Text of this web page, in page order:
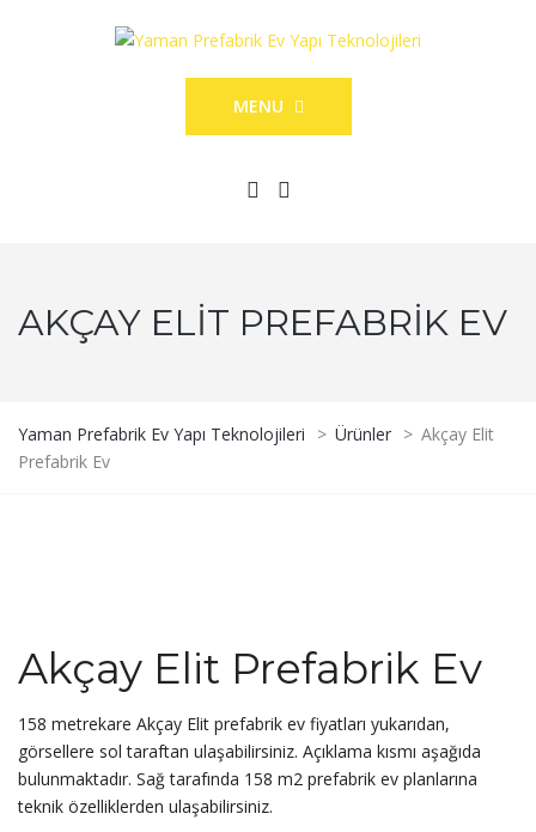
MENU
AKÇAY ELIT PREFABRIK EV
Yaman Prefabrik Ev Yapı Teknolojileri > Ürünler > Akçay Elit
Prefabrik Ev
Akçay Elit Prefabrik Ev
158 metrekare Akçay Elit prefabrik ev fiyatları yukarıdan,
görsellere sol taraftan ulaşabilirsiniz. Açıklama kısmı aşağıda
bulunmaktadır. Sağ tarafında 158 m2 prefabrik ev planlarına
teknik özelliklerden ulaşabilirsiniz.